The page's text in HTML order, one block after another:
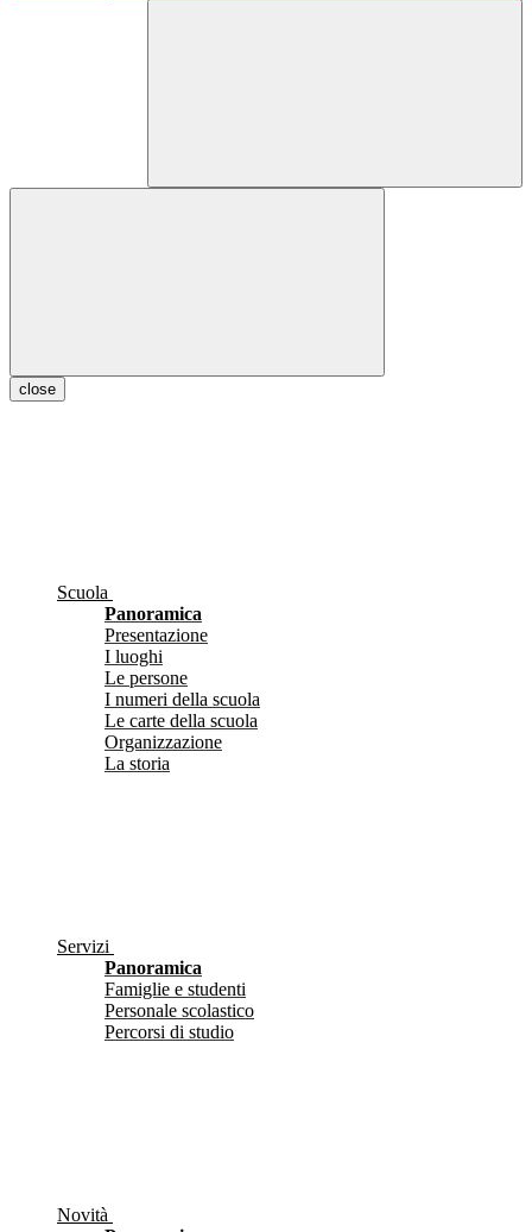
close
Scuola
Panoramica
Presentazione
I luoghi
Le persone
I numeri della scuola
Le carte della scuola
Organizzazione
La storia
Servizi
Panoramica
Famiglie e studenti
Personale scolastico
Percorsi di studio
Novità